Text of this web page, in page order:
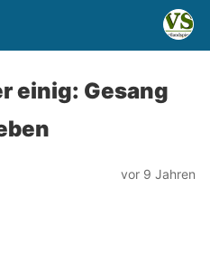
einig: Gesang
vor 9 Jahren